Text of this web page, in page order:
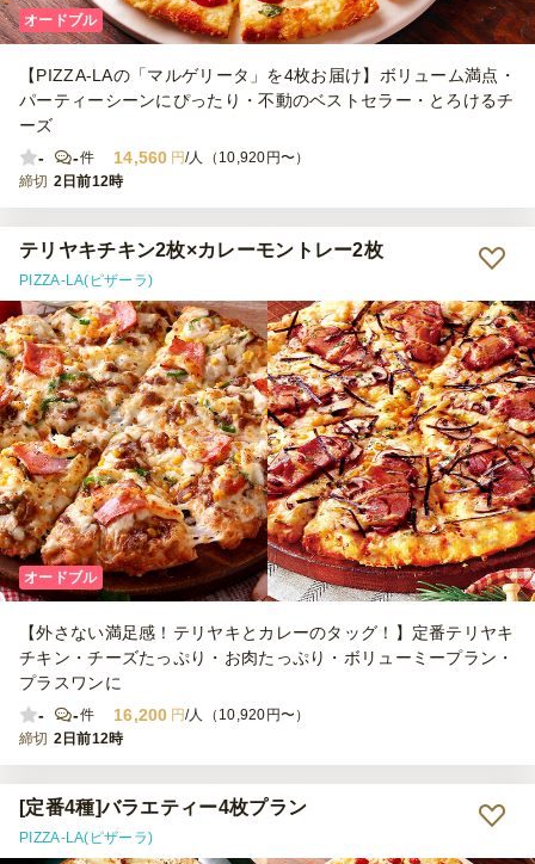
オードブル
【PIZZA-LAの「マルゲリータ」を4枚お届け】ボリューム満点・
パーティーシーンにぴったり・不動のベストセラー・とろけるチ
ーズ
-
-件 14,560 円/人（10,920円〜）
締切 2日前12時
テリヤキチキン2枚×カレーモントレー2枚
PIZZA-LA(ピザーラ)
オードブル
【外さない満足感！テリヤキとカレーのタッグ！】定番テリヤキ
チキン・チーズたっぷり・お肉たっぷり・ボリューミープラン・
プラスワンに
-
-件 16,200 円/人（10,920円〜）
締切 2日前12時
[定番4種]バラエティー4枚プラン
PIZZA-LA(ピザーラ)